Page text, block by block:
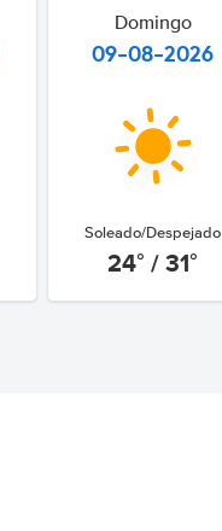
Domingo
09-08-2026
Soleado/Despejado
24° / 31°